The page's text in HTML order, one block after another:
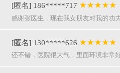
[匿名] 186*****717 ★★★★★
感谢张医生，现在我女朋友对我的功
[匿名] 130*****626 ★★★★★
还不错，医院很大气，里面环境非常好